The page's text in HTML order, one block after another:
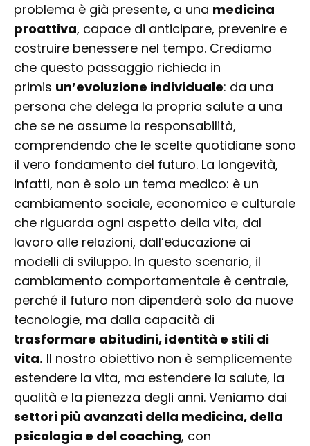
problema è già presente, a una medicina
proattiva, capace di anticipare, prevenire e
costruire benessere nel tempo. Crediamo
che questo passaggio richieda in
primis un’evoluzione individuale: da una
persona che delega la propria salute a una
che se ne assume la responsabilità,
comprendendo che le scelte quotidiane sono
il vero fondamento del futuro. La longevità,
infatti, non è solo un tema medico: è un
cambiamento sociale, economico e culturale
che riguarda ogni aspetto della vita, dal
lavoro alle relazioni, dall’educazione ai
modelli di sviluppo. In questo scenario, il
cambiamento comportamentale è centrale,
perché il futuro non dipenderà solo da nuove
tecnologie, ma dalla capacità di
trasformare abitudini, identità e stili di
vita. Il nostro obiettivo non è semplicemente
estendere la vita, ma estendere la salute, la
qualità e la pienezza degli anni. Veniamo dai
settori più avanzati della medicina, della
psicologia e del coaching, con